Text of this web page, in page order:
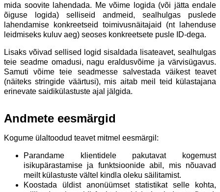
mida soovite lahendada. Me võime logida (või jätta endale
õiguse logida) selliseid andmeid, sealhulgas puslede
lahendamise konkreetseid toimivusnäitajaid (nt lahenduse
leidmiseks kuluv aeg) seoses konkreetsete pusle ID-dega.
Lisaks võivad sellised logid sisaldada lisateavet, sealhulgas
teie seadme omadusi, nagu eraldusvõime ja värvisügavus.
Samuti võime teie seadmesse salvestada väikest teavet
(näiteks stringide väärtusi), mis aitab meil teid külastajana
erinevate saidikülastuste ajal jälgida.
Andmete eesmärgid
Kogume ülaltoodud teavet mitmel eesmärgil:
Parandame klientidele pakutavat kogemust
isikupärastamise ja funktsioonide abil, mis nõuavad
meilt külastuste vältel kindla oleku säilitamist.
Koostada üldist anonüümset statistikat selle kohta,